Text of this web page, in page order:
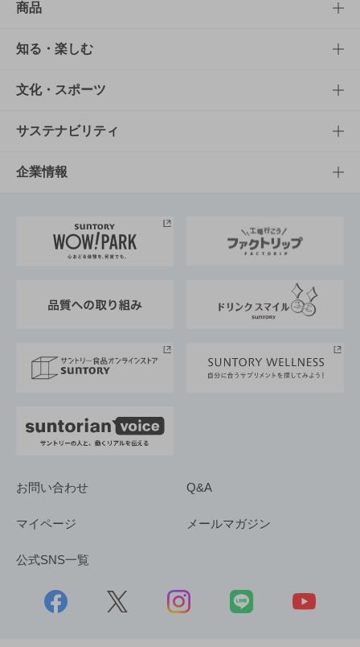
商品
商品TOP
商品一覧
商品発売情報
栄養成分一覧
知る・楽しむ
知る・楽しむTOP
キャンペーン
工場見学
地域情報
文化・スポーツ
文化・スポーツTOP
サントリーホール
サントリーサンバーズ大阪
サステナビリティ
サステナビリティTOP
サントリーが考えるサステナビリティ経営
企業情報
企業概要
採用情報
お問い合わせ Q&A
マイページ メールマガジン
公式SNS一覧